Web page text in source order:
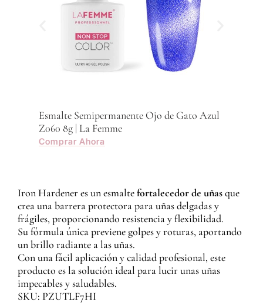
Esmalte Semipermanente Ojo de Gato Azul
Z060 8g | La Femme
Comprar Ahora
Iron Hardener es un esmaltefortalecedor de uñasque
crea una barrera protectora para uñas delgadas y
frágiles, proporcionando resistencia y flexibilidad.
Su fórmula única previene golpes y roturas, aportando
un brillo radiante a las uñas.
Con una fácil aplicación y calidad profesional, este
producto es la solución ideal para lucir unas uñas
impecables y saludables.
SKU: PZUTLF7HI